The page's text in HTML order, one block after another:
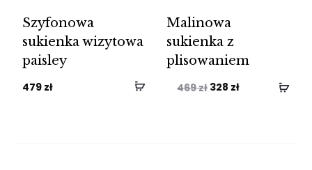
Szyfonowa
sukienka wizytowa
paisley
479 zł
Malinowa
sukienka z
plisowaniem
469zł Pierwotna
328 złAktualna